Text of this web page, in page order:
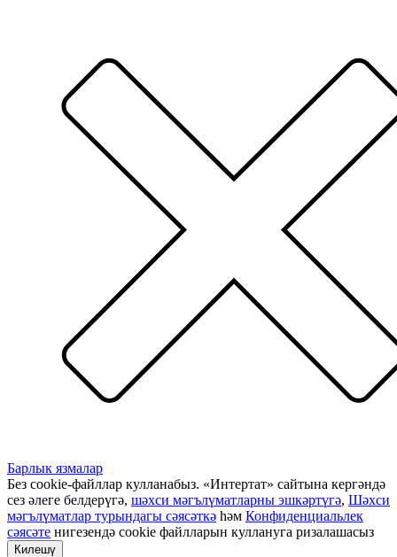
Барлык язмалар
Без cookie-файллар кулланабыз. «Интертат» сайтына кергәндә
сез әлеге белдерүгә, шәхси мәгълүматларны эшкәртүгә, Шәхси
мәгълүматлар турындагы сәясәткә һәм Конфиденциальлек
сәясәте нигезендә cookie файлларын куллануга ризалашасыз
Килешү